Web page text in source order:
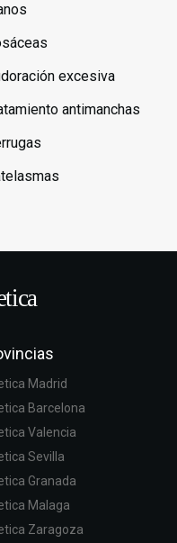
excesiva
antimanchas
Madrid
Barcelona
Valencia
Sevilla
Granada
Malaga
Zaragoza